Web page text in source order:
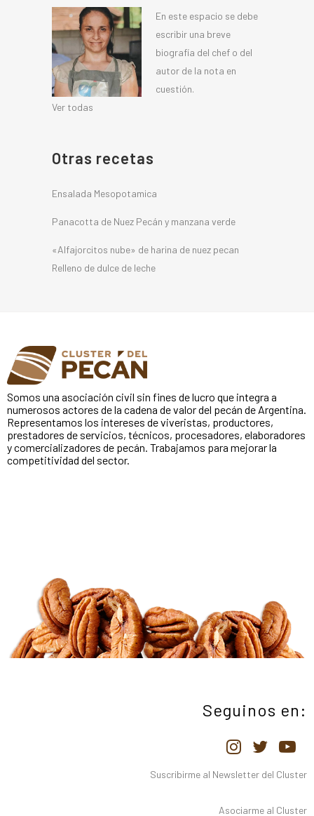
En este espacio se debe
escribir una breve
biografía del chef o del
autor de la nota en
cuestión.
Ver todas
Otras recetas
Ensalada Mesopotamica
Panacotta de Nuez Pecán y manzana verde
«Alfajorcitos nube» de harina de nuez pecan
Relleno de dulce de leche
Somos una asociación civil sin fines de lucro que integra a
numerosos actores de la cadena de valor del pecán de Argentina.
Representamos los intereses de viveristas, productores,
prestadores de servicios, técnicos, procesadores, elaboradores
y comercializadores de pecán. Trabajamos para mejorar la
competitividad del sector.
Seguinos en:
Suscribirme al Newsletter del Cluster
Asociarme al Cluster